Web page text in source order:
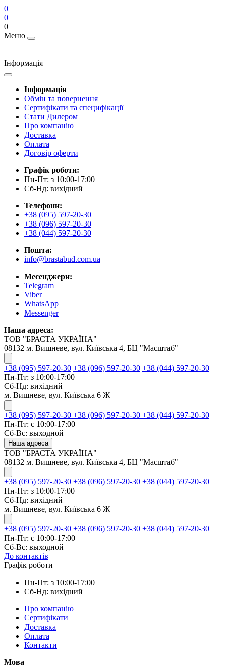
0
0
0
Меню
Інформація
Інформація
Обмін та повернення
Сертифікати та специфікації
Стати Дилером
Про компанію
Доставка
Оплата
Договір оферти
Графік роботи:
Пн-Пт: з 10:00-17:00
Сб-Нд: вихідний
Телефони:
+38 (095) 597-20-30
+38 (096) 597-20-30
+38 (044) 597-20-30
Пошта:
info@brastabud.com.ua
Месенджери:
Telegram
Viber
WhatsApp
Messenger
Наша адреса:
ТОВ "БРАСТА УКРАЇНА"
08132 м. Вишневе, вул. Київська 4, БЦ "Масштаб"
+38 (095) 597-20-30 +38 (096) 597-20-30 +38 (044) 597-20-30
Пн-Пт: з 10:00-17:00
Сб-Нд: вихідний
м. Вишневе, вул. Київська 6 Ж
+38 (095) 597-20-30 +38 (096) 597-20-30 +38 (044) 597-20-30
Пн-Пт: с 10:00-17:00
Сб-Вс: выходной
Наша адреса
ТОВ "БРАСТА УКРАЇНА"
08132 м. Вишневе, вул. Київська 4, БЦ "Масштаб"
+38 (095) 597-20-30 +38 (096) 597-20-30 +38 (044) 597-20-30
Пн-Пт: з 10:00-17:00
Сб-Нд: вихідний
м. Вишневе, вул. Київська 6 Ж
+38 (095) 597-20-30 +38 (096) 597-20-30 +38 (044) 597-20-30
Пн-Пт: с 10:00-17:00
Сб-Вс: выходной
До контактів
Графік роботи
Пн-Пт: з 10:00-17:00
Сб-Нд: вихідний
Про компанію
Сертифікати
Доставка
Оплата
Контакти
Мова